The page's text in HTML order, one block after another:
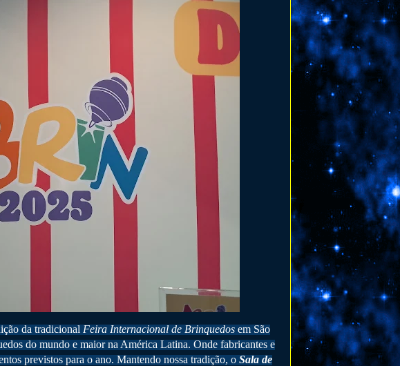
da tradicional Feira Internacional de Brinquedos em São
do mundo e maior na América Latina. Onde fabricantes e
previstos para o ano. Mantendo nossa tradição, o Sala de